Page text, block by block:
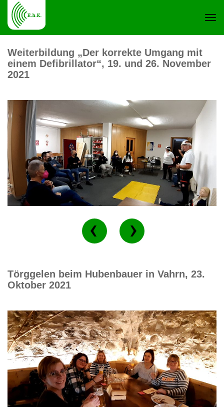
Weiterbildung „Der korrekte Umgang mit
einem Defibrillator“, 19. und 26. November
2021
Törggelen beim Hubenbauer in Vahrn, 23.
Oktober 2021